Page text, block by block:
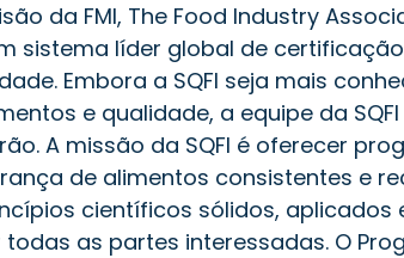
da FMI, The Food Industry
sistema líder global de
Embora a SQFI seja mais
e qualidade, a equipe da
A missão da SQFI é oferecer
de alimentos consistentes e
científicos sólidos,
as partes interessadas. O